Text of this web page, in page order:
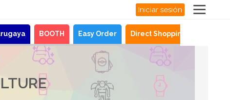
Iniciar sesión
BOOTH Easy Order Direct Shopping